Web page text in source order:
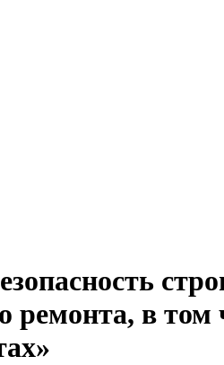
ремонта, в том